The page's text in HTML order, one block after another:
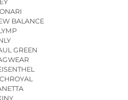
BALANCE
GREEN